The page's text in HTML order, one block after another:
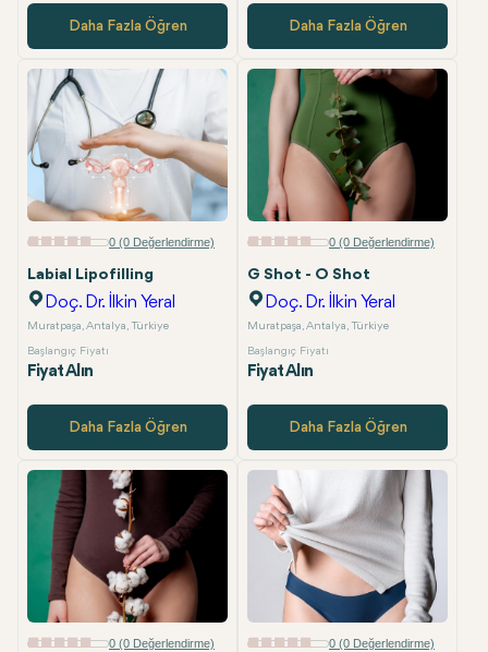
Daha Fazla Öğren Daha Fazla Öğren
0 (0 Değerlendirme)
Labial Lipofilling
Doç. Dr. İlkin Yeral
Muratpaşa, Antalya, Türkiye
Başlangıç Fiyatı
Fiyat Alın
Daha Fazla Öğren
0 (0 Değerlendirme)
G Shot - O Shot
Doç. Dr. İlkin Yeral
Muratpaşa, Antalya, Türkiye
Başlangıç Fiyatı
Fiyat Alın
Daha Fazla Öğren
0 (0 Değerlendirme) 0 (0 Değerlendirme)